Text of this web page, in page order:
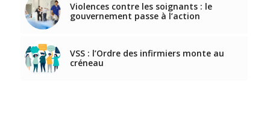
Violences contre les soignants : le
gouvernement passe à l’action
VSS : l’Ordre des infirmiers monte au
créneau